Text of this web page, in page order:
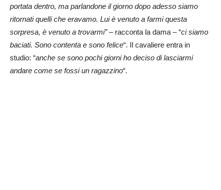
portata dentro, ma parlandone il giorno dopo adesso siamo
ritornati quelli che eravamo. Lui è venuto a farmi questa
sorpresa, è venuto a trovarmi” – racconta la dama – “ci siamo
baciati. Sono contenta e sono felice“. Il cavaliere entra in
studio: “anche se sono pochi giorni ho deciso di lasciarmi
andare come se fossi un ragazzino“.